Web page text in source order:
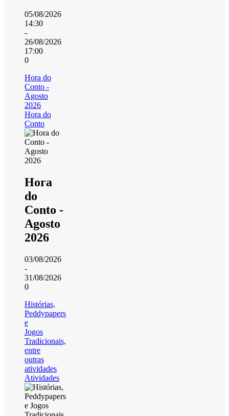
05/08/2026
14:30
-
26/08/2026
17:00
0
Hora do
Conto -
Agosto
2026
Hora do
Conto
Hora
do
Conto -
Agosto
2026
03/08/2026
-
31/08/2026
0
Histórias,
Peddypapers
e
Jogos
Tradicionais,
entre
outras
atividades
Atividades